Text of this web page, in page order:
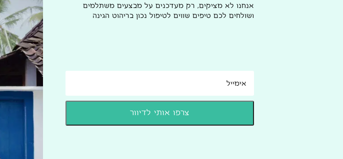
אנחנו לא מציקים, רק מעדכנים על מבצעים משתלמים
ושולחים לכם טיפים שווים לטיפול נכון בריהוט הגינה